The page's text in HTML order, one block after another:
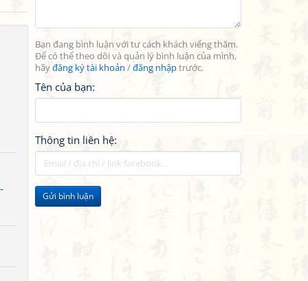
Bạn đang bình luận với tư cách khách viếng thăm.
Để có thể theo dõi và quản lý bình luận của mình,
hãyđăng ký tài khoản /đăng nhậptrước.
Tên của bạn:
Thông tin liên hệ:
Gửi bình luận